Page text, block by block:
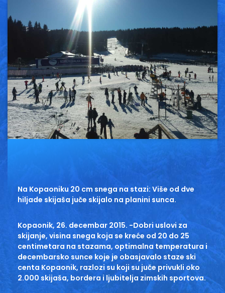
Oglasi
Galerija
Copyright© 2020
HopNaKop
Na Kopaoniku 20 cm snega na stazi: Više od dve
hiljade skijaša juče skijalo na planini sunca.
Kopaonik, 26. decembar 2015. -Dobri uslovi za
skijanje, visina snega koja se kreće od 20 do 25
centimetara na stazama, optimalna temperatura i
decembarsko sunce koje je obasjavalo staze ski
centa Kopaonik, razlozi su koji su juče privukli oko
2.000 skijaša, bordera i ljubitelja zimskih sportova.